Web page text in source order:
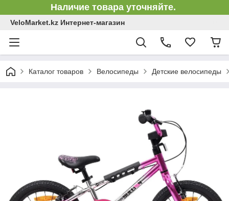
Наличие товара уточняйте.
VeloMarket.kz Интернет-магазин
Каталог товаров Велосипеды Детские велосипеды